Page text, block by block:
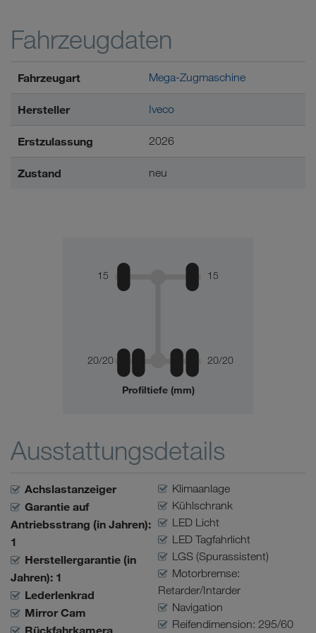
Fahrzeugdaten
Fahrzeugart Mega-Zugmaschine
Hersteller Iveco
Erstzulassung 2026
Zustand neu
15 15
20/20 20/20
Profiltiefe (mm)
Ausstattungsdetails
Achslastanzeiger
Garantie auf
Antriebsstrang (in Jahren):
1
Herstellergarantie (in
Jahren): 1
Lederlenkrad
Mirror Cam
Rückfahrkamera
Klimaanlage
Kühlschrank
LED Licht
LED Tagfahrlicht
LGS (Spurassistent)
Motorbremse:
Retarder/Intarder
Navigation
Reifendimension: 295/60